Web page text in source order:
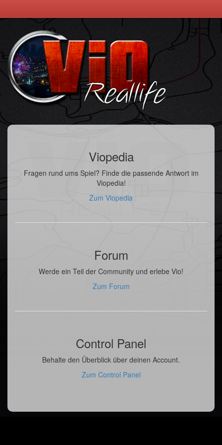
Viopedia
Fragen rund ums Spiel? Finde die passende Antwort im
Viopedia!
Zum Viopedia
Forum
Werde ein Teil der Community und erlebe Vio!
Zum Forum
Control Panel
Behalte den Überblick über deinen Account.
Zum Control Panel